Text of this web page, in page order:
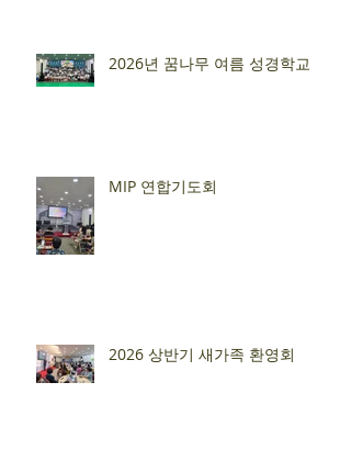
2026년 꿈나무 여름 성경학교
MIP 연합기도회
2026 상반기 새가족 환영회